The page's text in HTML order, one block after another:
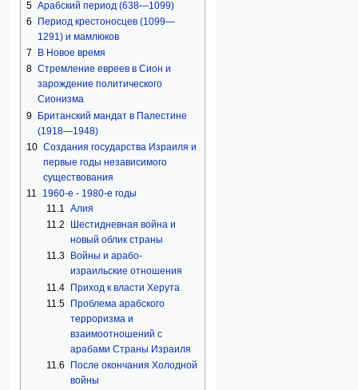
5 Арабский период (638—1099)
6
Период крестоносцев (1099—
1291) и мамлюков
7
В Новое время
8 Стремление евреев в Сион и
зарождение политического
Сионизма
9 Британский мандат в Палестине
(1918—1948)
10 Создания государства Израиля и
первые годы независимого
существования
11
1960-е - 1980-е годы
11.1 Алия
11.2
Шестидневная война и
новый облик страны
11.3
Войны и арабо-
израильские отношения
11.4
Приход к власти Херута
11.5
Проблема арабского
терроризма и
взаимоотношений с
арабами Страны Израиля
11.6
После окончания Холодной
войны